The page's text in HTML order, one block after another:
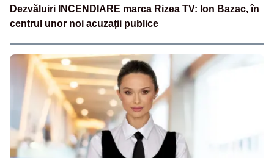
Dezvăluiri INCENDIARE marca Rizea TV: Ion Bazac, în
centrul unor noi acuzații publice